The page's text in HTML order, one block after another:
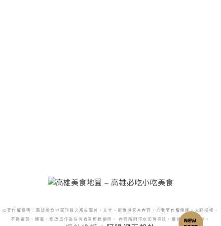
@著作權聲明：高雄美食地圖刊載之所有圖片、文字、影像與影片內容，均受著作權保護。未經授權，
不得複製、轉載、修改或作為任何商業用途使用。 內容所附浮水印與標誌，嚴禁更改或移除。